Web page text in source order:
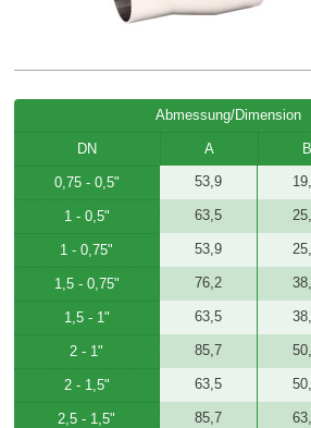
Abmessung/Dimension
DN A B
0,75 - 0,5" 53,9
1 - 0,5" 63,5
1 - 0,75" 53,9
1,5 - 0,75" 76,2
1,5 - 1" 63,5
2 - 1" 85,7
2 - 1,5" 63,5
2,5 - 1,5" 85,7